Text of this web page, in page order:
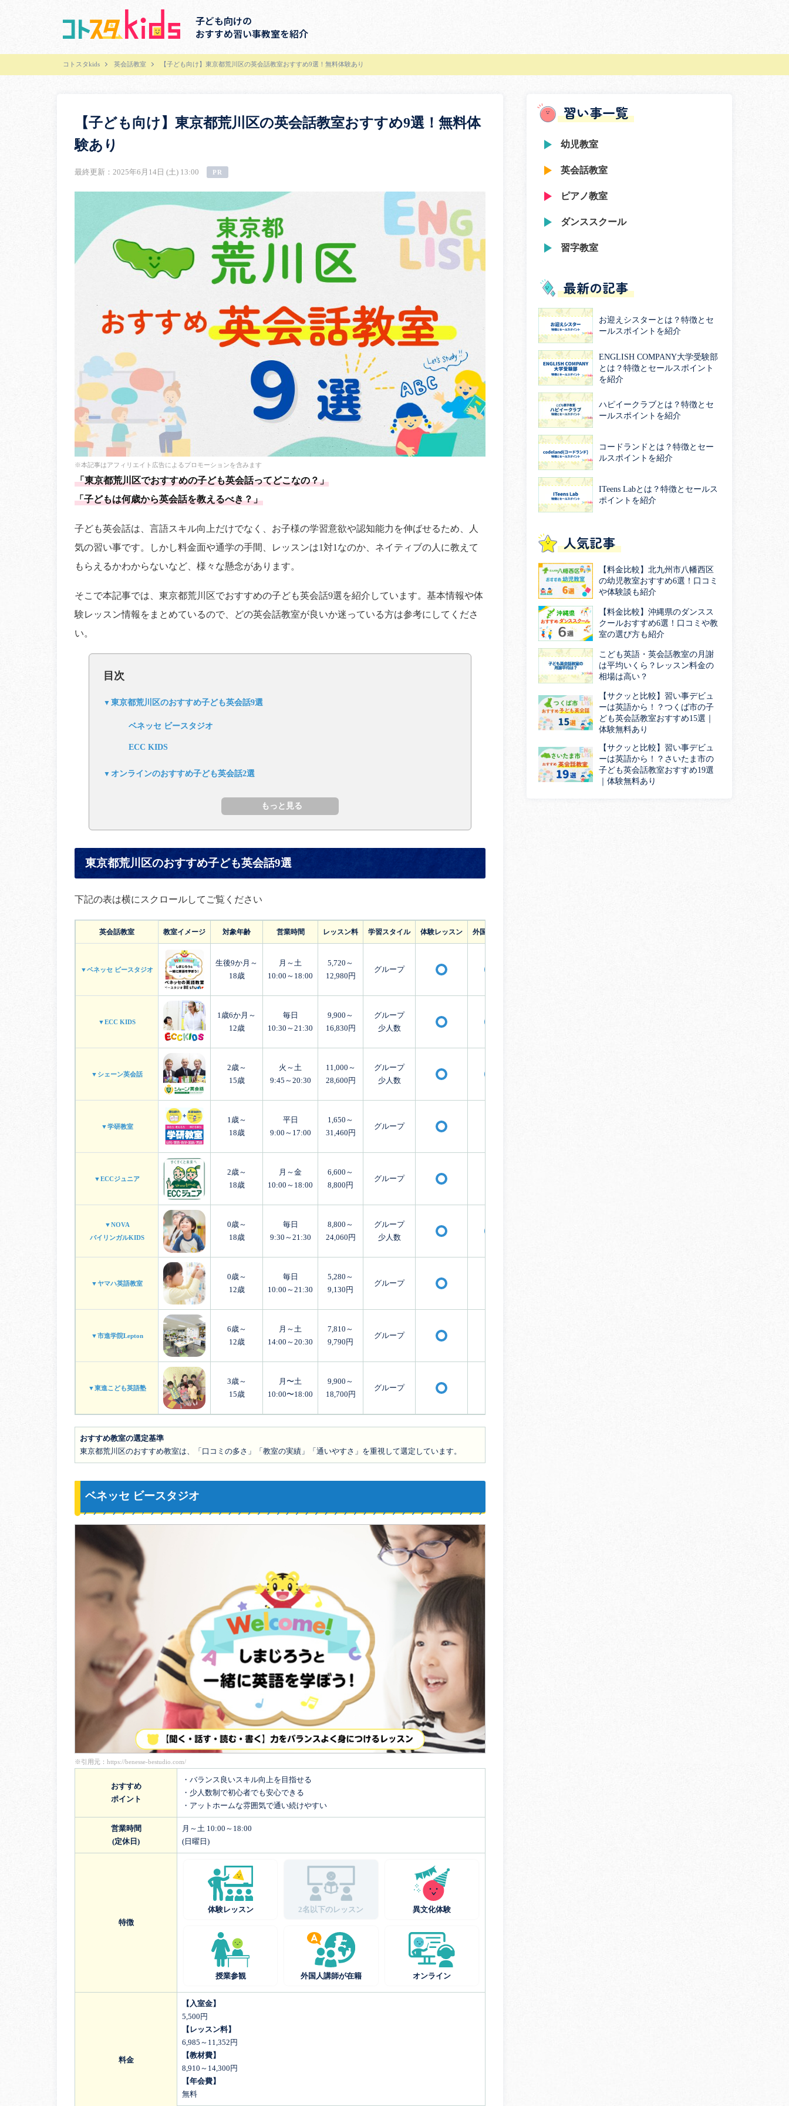
子ども向けの
おすすめ習い事教室を紹介
コトスタkids 英会話教室 【子ども向け】東京都荒川区の英会話教室おすすめ9選！無料体験あり
【子ども向け】東京都荒川区の英会話教室おすすめ9選！無料体
験あり
最終更新：2025年6月14日 (土) 13:00 PR
※本記事はアフィリエイト広告によるプロモーションを含みます
「東京都荒川区でおすすめの子ども英会話ってどこなの？」
「子どもは何歳から英会話を教えるべき？」
子ども英会話は、言語スキル向上だけでなく、お子様の学習意欲や認知能力を伸ばせるため、人
気の習い事です。しかし料金面や通学の手間、レッスンは1対1なのか、ネイティブの人に教えて
もらえるかわからないなど、様々な懸念があります。
そこで本記事では、東京都荒川区でおすすめの子ども英会話9選を紹介しています。基本情報や体
験レッスン情報をまとめているので、どの英会話教室が良いか迷っている方は参考にしてくださ
い。
目次
東京都荒川区のおすすめ子ども英会話9選
ベネッセ ビースタジオ
ECC KIDS
オンラインのおすすめ子ども英会話2選
東京都荒川区のおすすめ子ども英会話9選
下記の表は横にスクロールしてご覧ください
英会話教室 教室イメージ 対象年齢 営業時間 レッスン料 学習スタイル 体験レッスン 外国人講師
▼ベネッセ ビースタジオ
生後9か月～
18歳
月～土
10:00～18:00
5,720～
12,980円
グループ
▼ECC KIDS
1歳6か月～
12歳
毎日
10:30～21:30
9,900～
16,830円
グループ
少人数
▼シェーン英会話
2歳～
15歳
火～土
9:45～20:30
11,000～
28,600円
グループ
少人数
▼学研教室
1歳～
18歳
平日
9:00～17:00
1,650～
31,460円
グループ
▼ECCジュニア
2歳～
18歳
月～金
10:00～18:00
6,600～
8,800円
グループ
▼NOVA
バイリンガルKIDS
0歳～
18歳
毎日
9:30～21:30
8,800～
24,060円
グループ
少人数
▼ヤマハ英語教室
0歳～
12歳
毎日
10:00～21:30
5,280～
9,130円
グループ
▼市進学院Lepton
6歳～
12歳
月～土
14:00～20:30
7,810～
9,790円
グループ
▼東進こども英語塾
3歳～
15歳
月〜土
10:00〜18:00
9,900～
18,700円
グループ
おすすめ教室の選定基準
東京都荒川区のおすすめ教室は、「口コミの多さ」「教室の実績」「通いやすさ」を重視して選定しています。
ベネッセ ビースタジオ
※引用元： https://benesse-bestudio.com/
おすすめ
ポイント
・バランス良いスキル向上を目指せる
・少人数制で初心者でも安心できる
・アットホームな雰囲気で通い続けやすい
営業時間
(定休日)
月～土 10:00～18:00
(日曜日)
特徴
体験レッスン 2名以下のレッスン 異文化体験
授業参観 外国人講師が在籍 オンライン
料金
【入室金】
5,500円
【レッスン料】
6,985～11,352円
【教材費】
8,910～14,300円
【年会費】
無料
習い事一覧
幼児教室
英会話教室
ピアノ教室
ダンススクール
習字教室
最新の記事
お迎えシスターとは？特徴とセ
ールスポイントを紹介
ENGLISH COMPANY大学受験部
とは？特徴とセールスポイント
を紹介
ハピイークラブとは？特徴とセ
ールスポイントを紹介
コードランドとは？特徴とセー
ルスポイントを紹介
ITeens Labとは？特徴とセールス
ポイントを紹介
人気記事
【料金比較】北九州市八幡西区
の幼児教室おすすめ6選！口コミ
や体験談も紹介
【料金比較】沖縄県のダンスス
クールおすすめ6選！口コミや教
室の選び方も紹介
こども英語・英会話教室の月謝
は平均いくら？レッスン料金の
相場は高い？
【サクッと比較】習い事デビュ
ーは英語から！？つくば市の子
ども英会話教室おすすめ15選｜
体験無料あり
【サクッと比較】習い事デビュ
ーは英語から！？さいたま市の
子ども英会話教室おすすめ19選
｜体験無料あり